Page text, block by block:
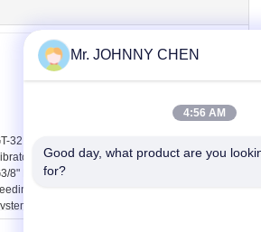
32 Pneumatic Gear
With Port Size
8" For Industrial
Conveyor
Conveyor Pneumatic
Mr. JOHNNY CHEN
4:56 AM
Good day, what product are you
for?